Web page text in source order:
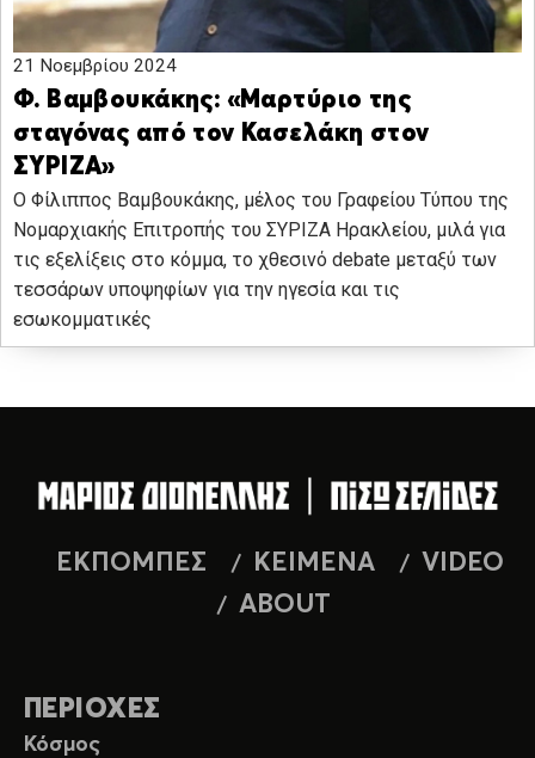
21 Νοεμβρίου 2024
Φ. Βαμβουκάκης: «Μαρτύριο της
σταγόνας από τον Κασελάκη στον
ΣΥΡΙΖΑ»
Ο Φίλιππος Βαμβουκάκης, μέλος του Γραφείου Τύπου της
Νομαρχιακής Επιτροπής του ΣΥΡΙΖΑ Ηρακλείου, μιλά για
τις εξελίξεις στο κόμμα, το χθεσινό debate μεταξύ των
τεσσάρων υποψηφίων για την ηγεσία και τις
εσωκομματικές
ΕΚΠΟΜΠΕΣ ΚΕΙΜΕΝΑ
VIDEO
ABOUT
ΠΕΡΙΟΧΕΣ
Κόσμος